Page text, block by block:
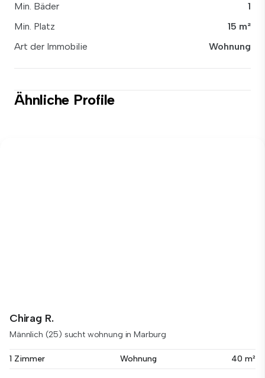
Min. Bäder
1
Min. Platz
15 m²
Art der Immobilie
Wohnung
Ähnliche Profile
Chirag R.
Männlich (25) sucht wohnung in Marburg
1 Zimmer Wohnung 40 m²